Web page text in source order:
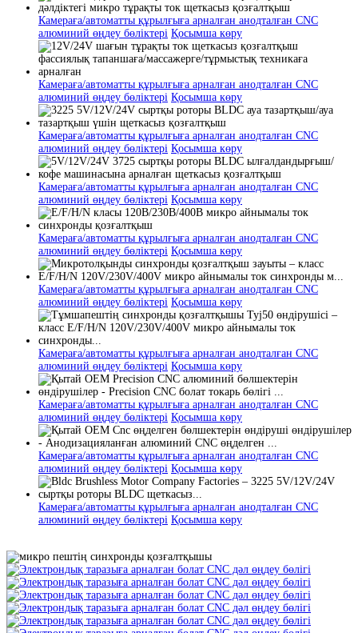
Камераға/автоматты құрылғыға арналған анодталған CNC
алюминий өңдеу бөліктері Қосымша көру
Камераға/автоматты құрылғыға арналған анодталған CNC
алюминий өңдеу бөліктері Қосымша көру
Камераға/автоматты құрылғыға арналған анодталған CNC
алюминий өңдеу бөліктері Қосымша көру
Камераға/автоматты құрылғыға арналған анодталған CNC
алюминий өңдеу бөліктері Қосымша көру
Камераға/автоматты құрылғыға арналған анодталған CNC
алюминий өңдеу бөліктері Қосымша көру
Камераға/автоматты құрылғыға арналған анодталған CNC
алюминий өңдеу бөліктері Қосымша көру
Камераға/автоматты құрылғыға арналған анодталған CNC
алюминий өңдеу бөліктері Қосымша көру
Камераға/автоматты құрылғыға арналған анодталған CNC
алюминий өңдеу бөліктері Қосымша көру
Камераға/автоматты құрылғыға арналған анодталған CNC
алюминий өңдеу бөліктері Қосымша көру
Камераға/автоматты құрылғыға арналған анодталған CNC
алюминий өңдеу бөліктері Қосымша көру